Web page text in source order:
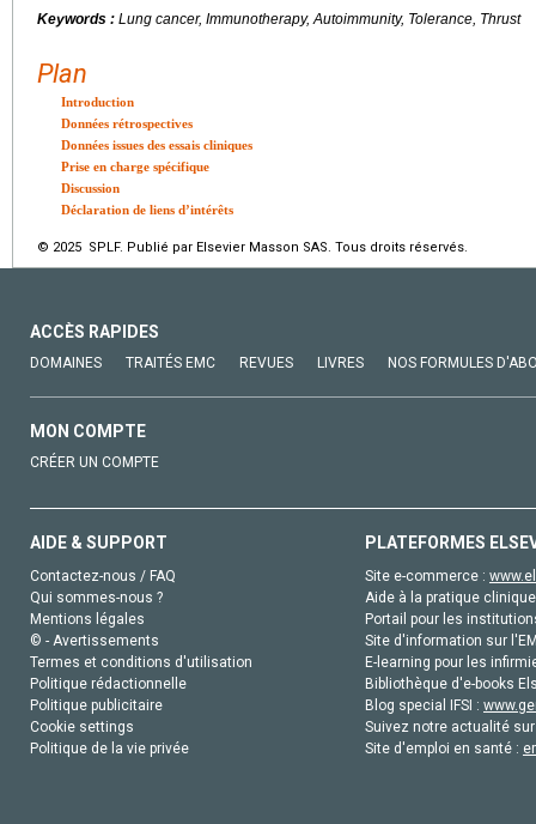
Keywords : Lung cancer, Immunotherapy, Autoimmunity, Tolerance, Thrust
Plan
Introduction
Données rétrospectives
Données issues des essais cliniques
Prise en charge spécifique
Discussion
Déclaration de liens d’intérêts
© 2025 SPLF. Publié par Elsevier Masson SAS. Tous droits réservés.
ACCÈS RAPIDES
DOMAINES TRAITÉS EMC REVUES LIVRES NOS FORMULES
MON COMPTE
CRÉER UN COMPTE
AIDE & SUPPORT
Contactez-nous / FAQ
Qui sommes-nous ?
Mentions légales
© - Avertissements
Termes et conditions d'utilisation
Politique rédactionnelle
Politique publicitaire
Cookie settings
Politique de la vie privée
PLATEFORMES
Site e-commerce :
Aide à la pratique
Portail pour les
Site d'information sur
E-learning pour les
Bibliothèque d'e-books
Blog special IFSI :
Suivez notre actualité
Site d'emploi en santé :